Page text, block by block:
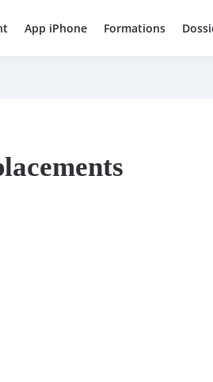
App iPhone Formations